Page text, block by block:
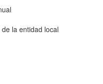
la entidad local